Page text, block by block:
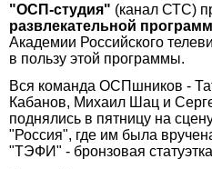
"ОСП-студия" (канал СТС)
развлекательной
Академии Российского
в пользу этой программы.
Вся команда ОСПшников -
Кабанов, Михаил Шац и
поднялись в пятницу на
"Россия", где им была
"ТЭФИ" - бронзовая